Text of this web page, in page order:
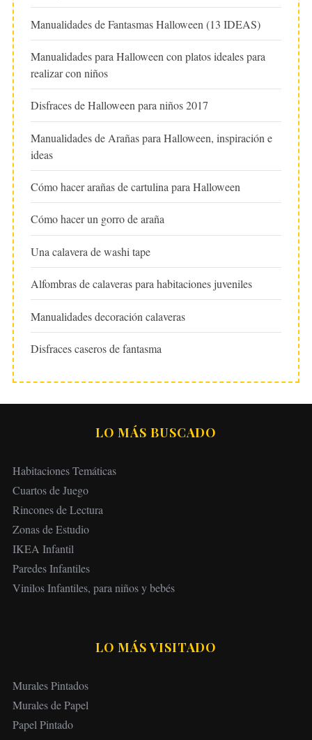
Manualidades de Fantasmas Halloween (13 IDEAS)
Manualidades para Halloween con platos ideales para
realizar con niños
Disfraces de Halloween para niños 2017
Manualidades de Arañas para Halloween, inspiración e
ideas
Cómo hacer arañas de cartulina para Halloween
Cómo hacer un gorro de araña
Una calavera de washi tape
Alfombras de calaveras para habitaciones juveniles
Manualidades decoración calaveras
Disfraces caseros de fantasma
LO MÁS BUSCADO
Habitaciones Temáticas
Cuartos de Juego
Rincones de Lectura
Zonas de Estudio
IKEA Infantil
Paredes Infantiles
Vinilos Infantiles, para niños y bebés
LO MÁS VISITADO
Murales Pintados
Murales de Papel
Papel Pintado